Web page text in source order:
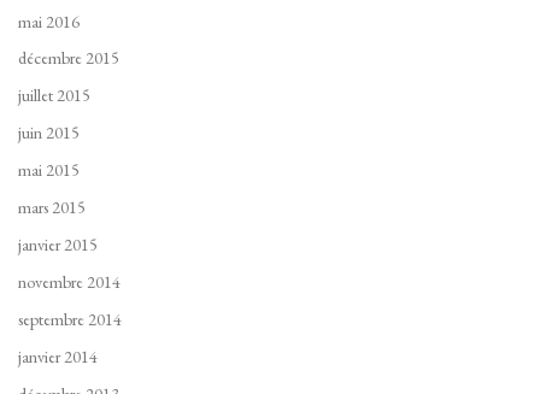
mai 2016
décembre 2015
juillet 2015
juin 2015
mai 2015
mars 2015
janvier 2015
novembre 2014
septembre 2014
janvier 2014